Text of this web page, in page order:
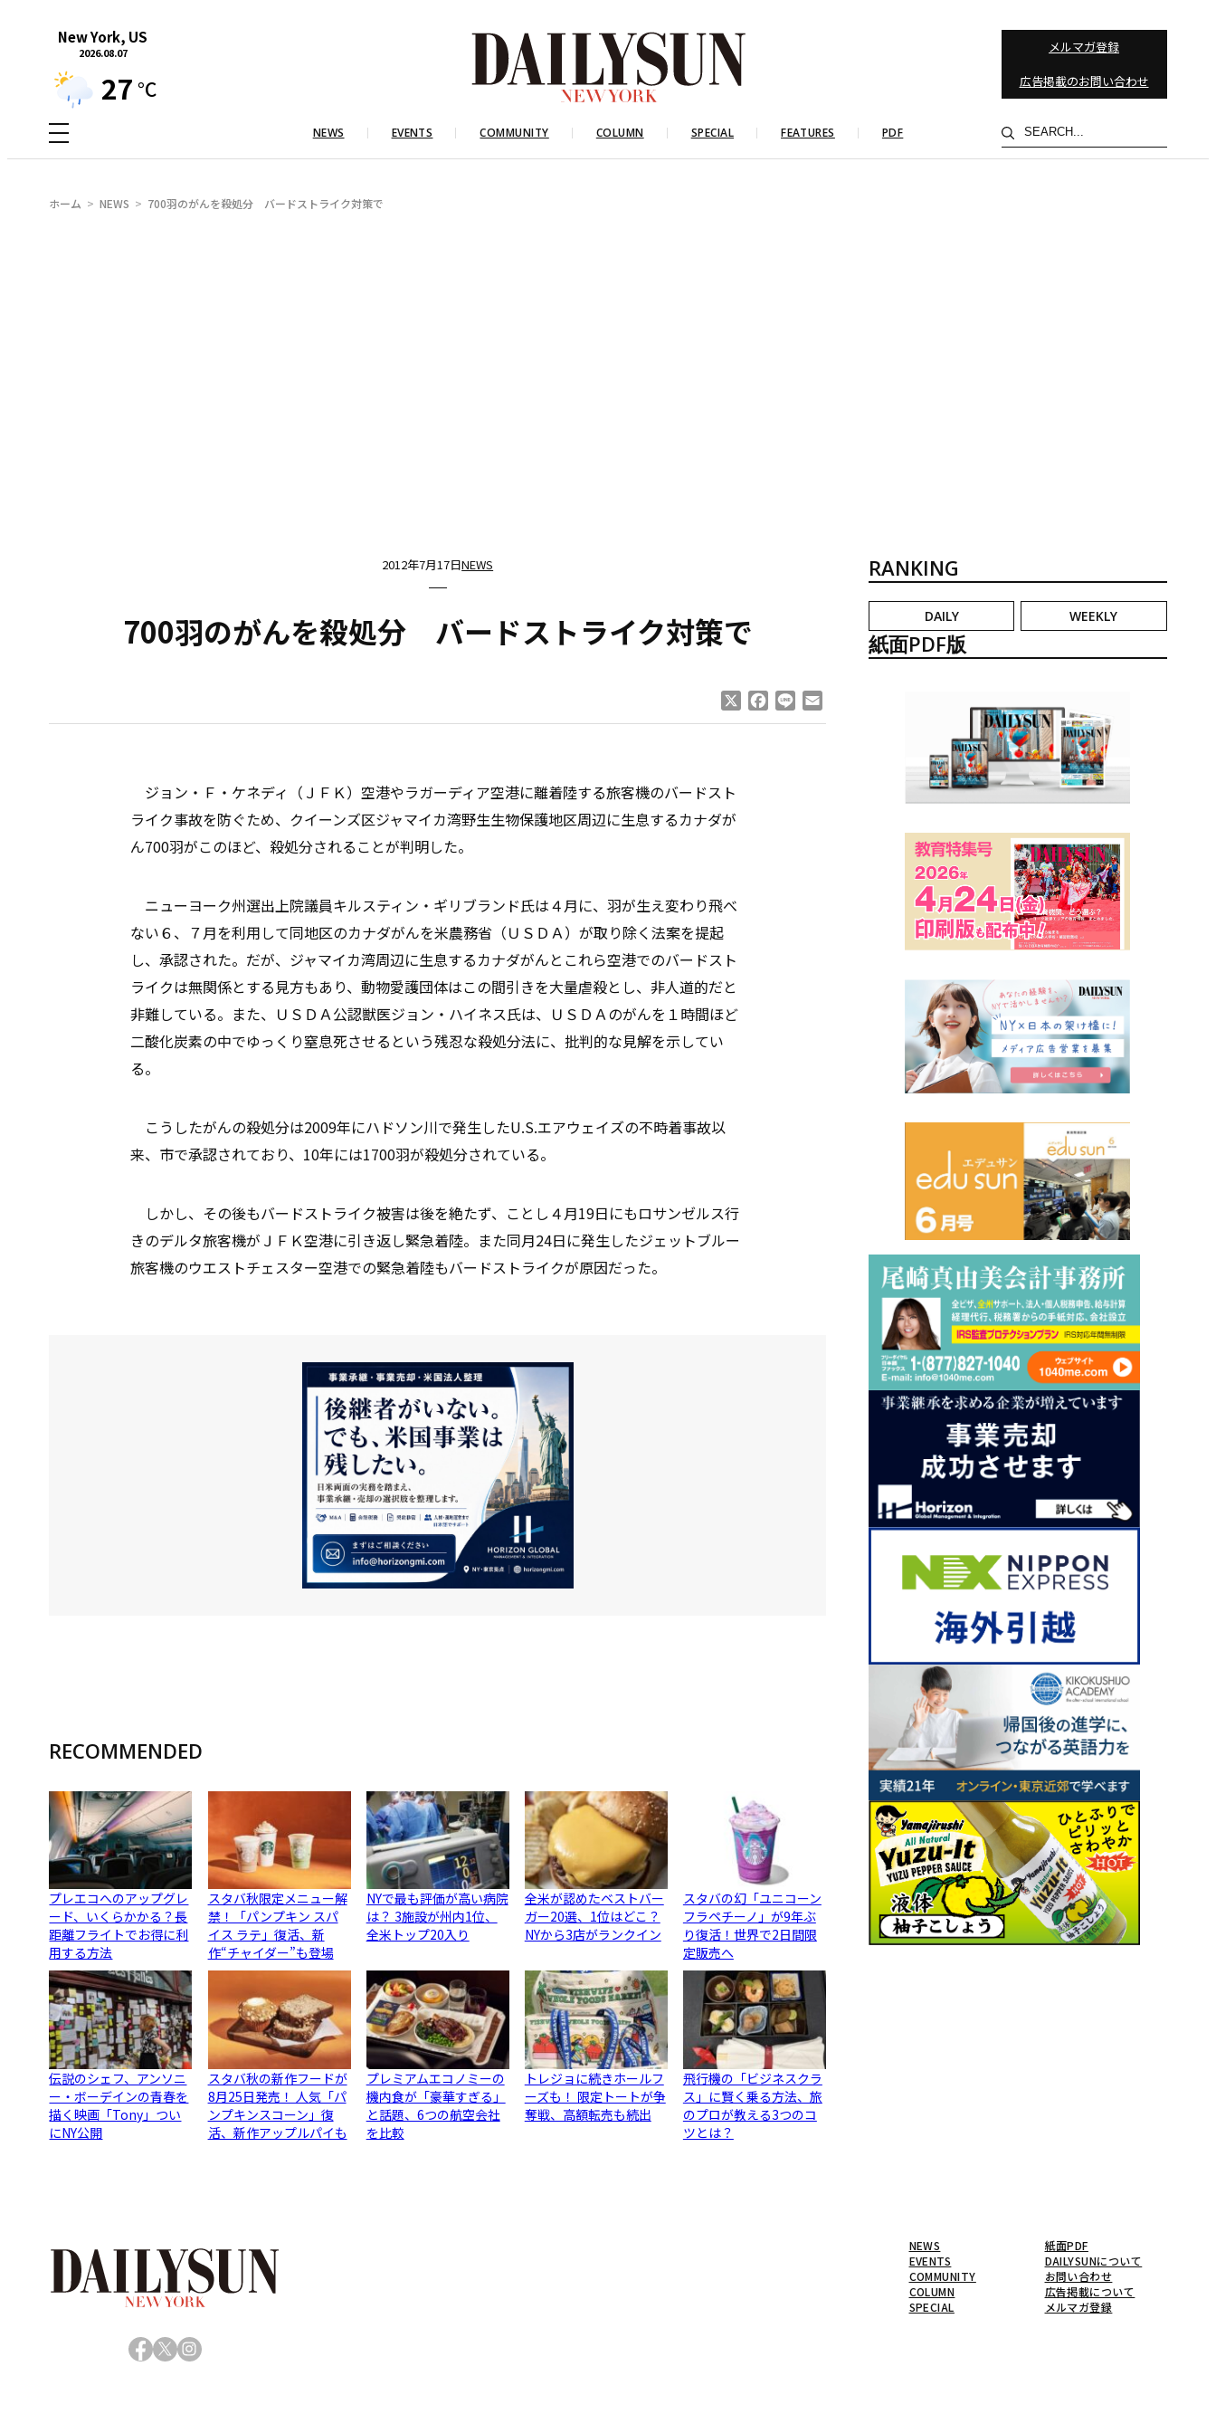
New York, US
2026.08.07
27 °C
メルマガ登録
広告掲載のお問い合わせ
NEWS EVENTS COMMUNITY COLUMN SPECIAL FEATURES PDF
検
索
ホーム NEWS 700羽のがんを殺処分 バードストライク対策で
2012年7月17日NEWS
700羽のがんを殺処分 バードストライク対策で
Facebook
Line
ジョン・Ｆ・ケネディ（ＪＦＫ）空港やラガーディア空港に離着陸する旅客機のバードスト
ライク事故を防ぐため、クイーンズ区ジャマイカ湾野生生物保護地区周辺に生息するカナダが
ん700羽がこのほど、殺処分されることが判明した。
ニューヨーク州選出上院議員キルスティン・ギリブランド氏は４月に、羽が生え変わり飛べ
ない６、７月を利用して同地区のカナダがんを米農務省（ＵＳＤＡ）が取り除く法案を提起
し、承認された。だが、ジャマイカ湾周辺に生息するカナダがんとこれら空港でのバードスト
ライクは無関係とする見方もあり、動物愛護団体はこの間引きを大量虐殺とし、非人道的だと
非難している。また、ＵＳＤＡ公認獣医ジョン・ハイネス氏は、ＵＳＤＡのがんを１時間ほど
二酸化炭素の中でゆっくり窒息死させるという残忍な殺処分法に、批判的な見解を示してい
る。
こうしたがんの殺処分は2009年にハドソン川で発生したU.S.エアウェイズの不時着事故以
来、市で承認されており、10年には1700羽が殺処分されている。
しかし、その後もバードストライク被害は後を絶たず、ことし４月19日にもロサンゼルス行
きのデルタ旅客機がＪＦＫ空港に引き返し緊急着陸。また同月24日に発生したジェットブルー
旅客機のウエストチェスター空港での緊急着陸もバードストライクが原因だった。
RECOMMENDED
プレエコへのアップグレ
ード、いくらかかる？長
距離フライトでお得に利
用する方法
スタバ秋限定メニュー解
禁！「パンプキン スパ
イス ラテ」復活、新
作“チャイダー”も登場
NYで最も評価が高い病院
は？ 3施設が州内1位、
全米トップ20入り
全米が認めたベストバー
ガー20選、1位はどこ？
NYから3店がランクイン
スタバの幻「ユニコーン
フラペチーノ」が9年ぶ
り復活！世界で2日間限
定販売へ
伝説のシェフ、アンソニ
ー・ボーデインの青春を
描く映画「Tony」つい
にNY公開
スタバ秋の新作フードが
8月25日発売！ 人気「パ
ンプキンスコーン」復
活、新作アップルパイも
プレミアムエコノミーの
機内食が「豪華すぎる」
と話題、6つの航空会社
を比較
トレジョに続きホールフ
ーズも！ 限定トートが争
奪戦、高額転売も続出
飛行機の「ビジネスクラ
ス」に賢く乗る方法、旅
のプロが教える3つのコ
ツとは？
RANKING
DAILY WEEKLY
紙面PDF版
Facebook
X Instagram
NEWS
EVENTS
COMMUNITY
COLUMN
SPECIAL
紙面PDF
DAILYSUNについて
お問い合わせ
広告掲載について
メルマガ登録